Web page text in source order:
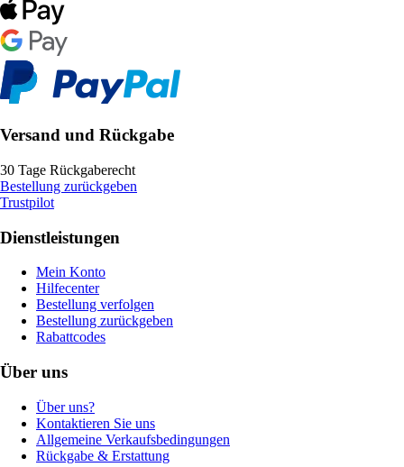
Versand und Rückgabe
30 Tage Rückgaberecht
Bestellung zurückgeben
Trustpilot
Dienstleistungen
Mein Konto
Hilfecenter
Bestellung verfolgen
Bestellung zurückgeben
Rabattcodes
Über uns
Über uns?
Kontaktieren Sie uns
Allgemeine Verkaufsbedingungen
Rückgabe & Erstattung